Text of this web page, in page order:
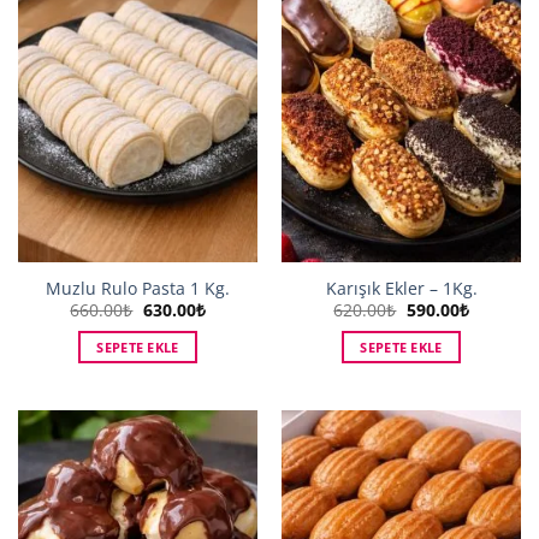
Muzlu Rulo Pasta 1 Kg.
660.00₺ Orijinal
660.00₺.
630.00₺Şu
SEPETE EKLE
Karışık Ekler – 1Kg.
620.00₺ Orijinal
620.00₺.
590.00₺Şu
SEPETE EKLE